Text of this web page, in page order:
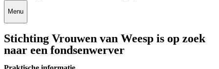
Menu
Stichting Vrouwen van Weesp is op zoek
naar een fondsenwerver